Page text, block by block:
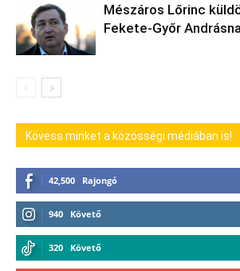
Mészáros Lőrinc
Fekete-Győr
Kövess minket a közösségi médiában is!
42,500 Rajongó
940 Követő
320 Követő